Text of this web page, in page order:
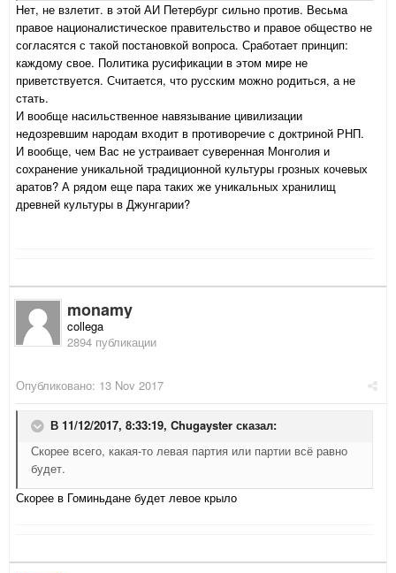
Нет, не взлетит. в этой АИ Петербург сильно против. Весьма
правое националистическое правительство и правое общество не
согласятся с такой постановкой вопроса. Сработает принцип:
каждому свое. Политика русификации в этом мире не
приветствуется. Считается, что русским можно родиться, а не
стать.
И вообще насильственное навязывание цивилизации
недозревшим народам входит в противоречие с доктриной РНП.
И вообще, чем Вас не устраивает суверенная Монголия и
сохранение уникальной традиционной культуры грозных кочевых
аратов? А рядом еще пара таких же уникальных хранилищ
древней культуры в Джунгарии?
monamy
collega
2894 публикации
Опубликовано: 13 Nov 2017
В 11/12/2017, 8:33:19, Chugayster сказал:
Скорее всего, какая-то левая партия или партии всё равно
будет.
Скорее в Гоминьдане будет левое крыло